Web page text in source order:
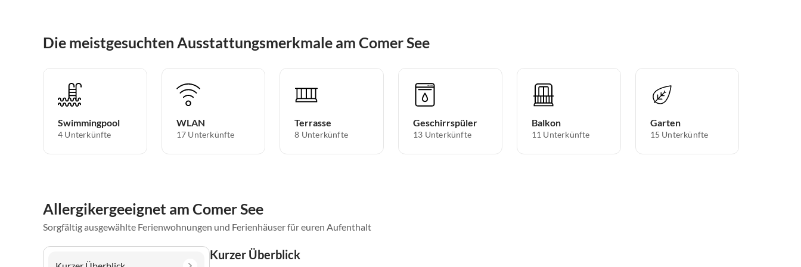
Die meistgesuchten Ausstattungsmerkmale am Comer See
Swimmingpool
4 Unterkünfte
WLAN
17 Unterkünfte
Terrasse
8 Unterkünfte
Geschirrspüler
13 Unterkünfte
Balkon
11 Unterkünfte
Garten
15 Unterkünfte
Allergikergeeignet am Comer See
Sorgfältig ausgewählte Ferienwohnungen und Ferienhäuser für euren Aufenthalt
Kurzer Überblick